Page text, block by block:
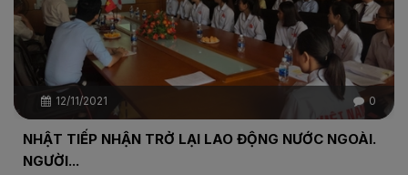
12/11/2021 0
NHẬT TIẾP NHẬN TRỞ LẠI LAO ĐỘNG NƯỚC NGOÀI.
NGƯỜI...